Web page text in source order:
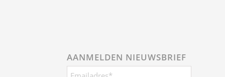
AANMELDEN NIEUWSBRIEF